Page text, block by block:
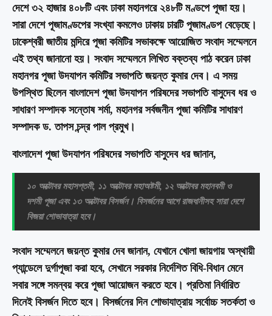
দেশে ৩২ হাজার ৪০৮টি এবং ঢাকা মহানগরে ২৪৮টি মণ্ডপে পূজা হয়।
সারা দেশে পূজামণ্ডপের সংখ্যা কমলেও ঢাকায় চারটি পূজামণ্ডপ বেড়েছে।
ঢাকেশ্বরী জাতীয় মন্দিরে পূজা কমিটির সভাকক্ষে আয়োজিত সংবাদ সম্মেলনে
এই তথ্য জানানো হয়। সংবাদ সম্মেলনে লিখিত বক্তব্য পাঠ করেন ঢাকা
মহানগর পূজা উদযাপন কমিটির সভাপতি জয়ন্ত কুমার দেব। এ সময়
উপস্থিত ছিলেন বাংলাদেশ পূজা উদযাপন পরিষদের সভাপতি বাসুদেব ধর ও
সাধারণ সম্পাদক সন্তোষ শর্মা, মহানগর সর্বজনীন পূজা কমিটির সাধারণ
সম্পাদক ড. তাপস চন্দ্র পাল প্রমুখ।
বাংলাদেশ পূজা উদযাপন পরিষদের সভাপতি বাসুদেব ধর জানান,
১০ অক্টোবর মহাসপ্তমী, ১১ অক্টোবর মহাঅষ্টমী, ১২ অক্টোবর মহানবমী ও
দশমী পূজা এবং ১৩ অক্টোবর বিসর্জন। বিসর্জনের আগে রাজধানীসহ সারা দেশে
বিজয়া শোভাযাত্রা হবে।
সংবাদ সম্মেলনে জয়ন্ত কুমার দেব জানান, যেখানে খোলা জায়গায় অস্থায়ী
প্যান্ডেলে দুর্গাপূজা করা হবে, সেখানে সরকার নির্দেশিত বিধি-বিধান মেনে
সবার সঙ্গে সমন্বয় করে পূজা আয়োজন করতে হবে। প্রতিমা নির্ধারিত
দিনেই বিসর্জন দিতে হবে। বিসর্জনের দিন শোভাযাত্রায় সর্বোচ্চ সতর্কতা ও